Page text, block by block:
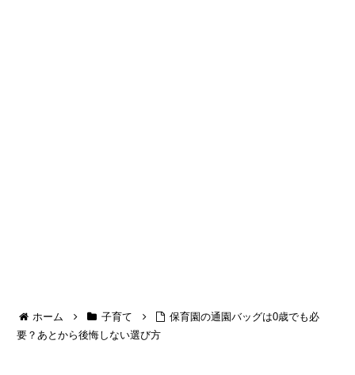
ホーム 子育て
保育園の通園バッグは0歳でも必
要？あとから後悔しない選び方